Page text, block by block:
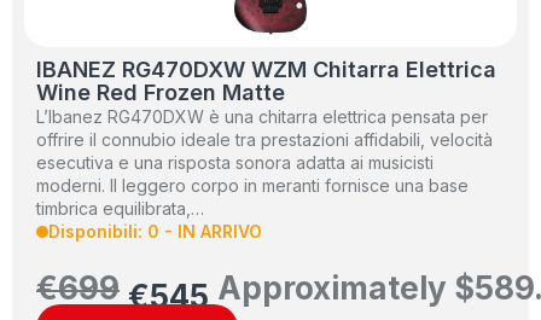
IBANEZ RG470DXW WZM Chitarra Elettrica
Wine Red Frozen Matte
L’Ibanez RG470DXW è una chitarra elettrica pensata per
offrire il connubio ideale tra prestazioni affidabili, velocità
esecutiva e una risposta sonora adatta ai musicisti
moderni. Il leggero corpo in meranti fornisce una base
timbrica equilibrata,…
Disponibili: 0 - IN ARRIVO
€699 €545 Approximately $